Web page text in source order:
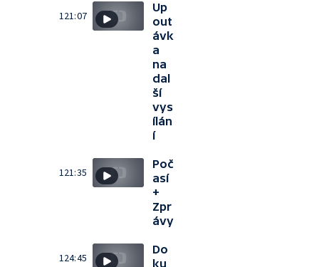
121:07
Up
out
ávk
a
na
dal
ší
vys
ílán
í
121:35
Poč
así
+
Zpr
ávy
124:45
Do
ku